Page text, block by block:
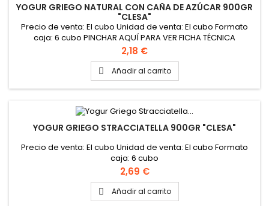
YOGUR GRIEGO NATURAL CON CAÑA DE AZÚCAR 900GR
"CLESA"
Precio de venta: El cubo Unidad de venta: El cubo Formato
caja: 6 cubo PINCHAR AQUÍ PARA VER FICHA TÉCNICA
Precio
2,18 €
 Añadir al carrito
YOGUR GRIEGO STRACCIATELLA 900GR "CLESA"
Precio de venta: El cubo Unidad de venta: El cubo Formato
caja: 6 cubo
Precio
2,69 €
 Añadir al carrito